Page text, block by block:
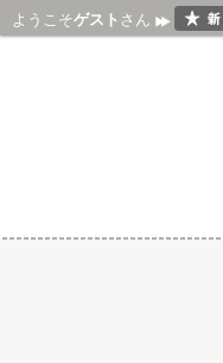
ようこそゲスト さん